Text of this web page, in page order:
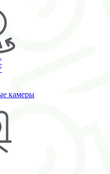
камеры